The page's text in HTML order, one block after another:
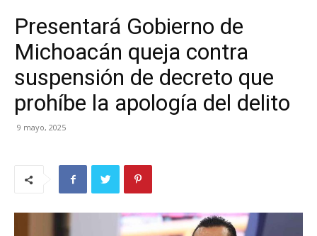
Presentará Gobierno de
Michoacán queja contra
suspensión de decreto que
prohíbe la apología del delito
9 mayo, 2025